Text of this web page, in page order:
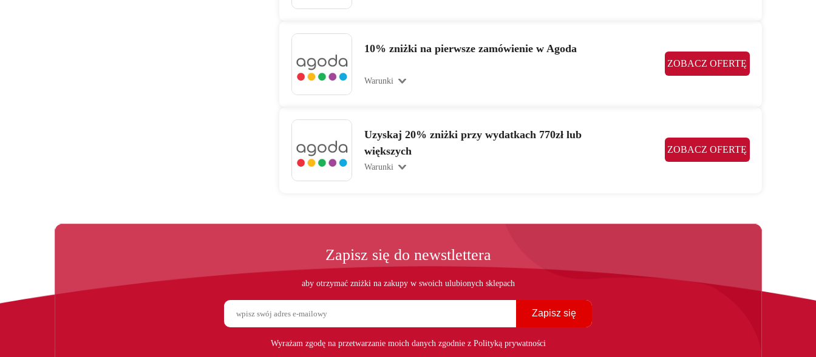
10% zniżki na pierwsze zamówienie w Agoda
ZOBACZ OFERTĘ
Warunki
Uzyskaj 20% zniżki przy wydatkach 770zł lub
większych
ZOBACZ OFERTĘ
Warunki
Zapisz się do newstlettera
aby otrzymać zniżki na zakupy w swoich ulubionych sklepach
Zapisz się
Wyrażam zgodę na przetwarzanie moich danych zgodnie z Polityką prywatności